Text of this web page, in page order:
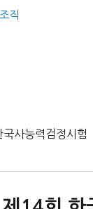
직
사능력검정시험